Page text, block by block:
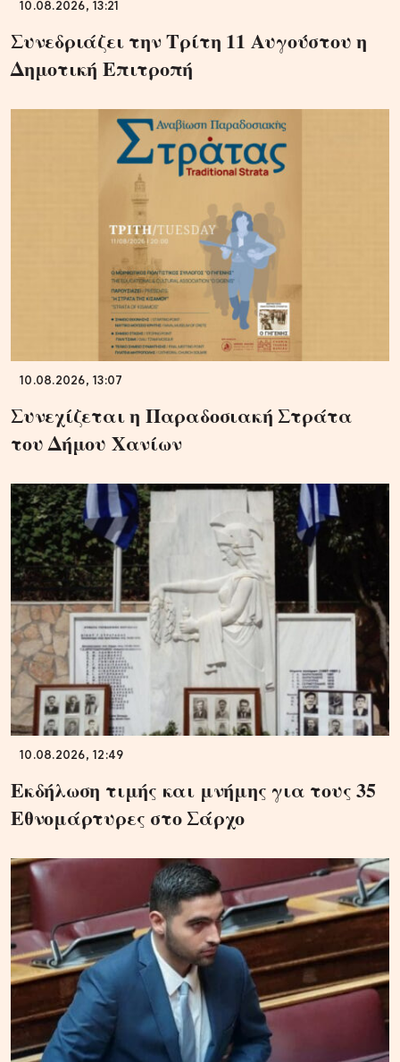
10.08.2026, 13:21
Συνεδριάζει την Τρίτη 11 Αυγούστου η
Δημοτική Επιτροπή
10.08.2026, 13:07
Συνεχίζεται η Παραδοσιακή Στράτα
του Δήμου Χανίων
10.08.2026, 12:49
Εκδήλωση τιμής και μνήμης για τους 35
Εθνομάρτυρες στο Σάρχο